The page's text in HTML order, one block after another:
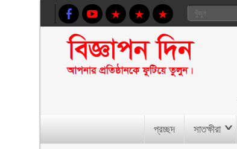
প্রচ্ছদ সাতক্ষীরা